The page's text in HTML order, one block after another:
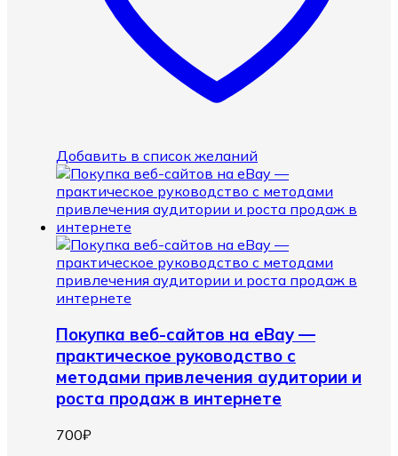
Добавить в список желаний
Покупка веб-сайтов на eBay —
практическое руководство с
методами привлечения аудитории и
роста продаж в интернете
700₽